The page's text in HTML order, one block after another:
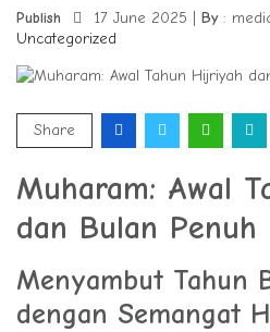
Publish 17 June 2025 | By:
Uncategorized
Share
Muharam: Awal
dan Bulan Penuh
Menyambut Tahun
dengan Semangat